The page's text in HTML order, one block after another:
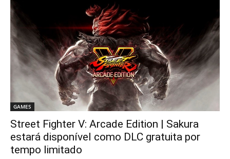
GAMES
Street Fighter V: Arcade Edition | Sakura
estará disponível como DLC gratuita por
tempo limitado